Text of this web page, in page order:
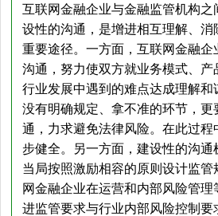
互联网金融企业与金融监管机构之
设性的沟通，是增进相互理解、消
重要途径。一方面，互联网金融企
沟通，努力使双方就业务模式、产
行业发展中遇到的难点达成理解和
没有明确规定、拿不准的环节，更
通，力求避免法律风险。在此过程
步健全。另一方面，建设性的沟通
当局按照激励相容的原则设计监管
网金融企业在运营和内部风险管理
进监管要求与行业内部风险控制要